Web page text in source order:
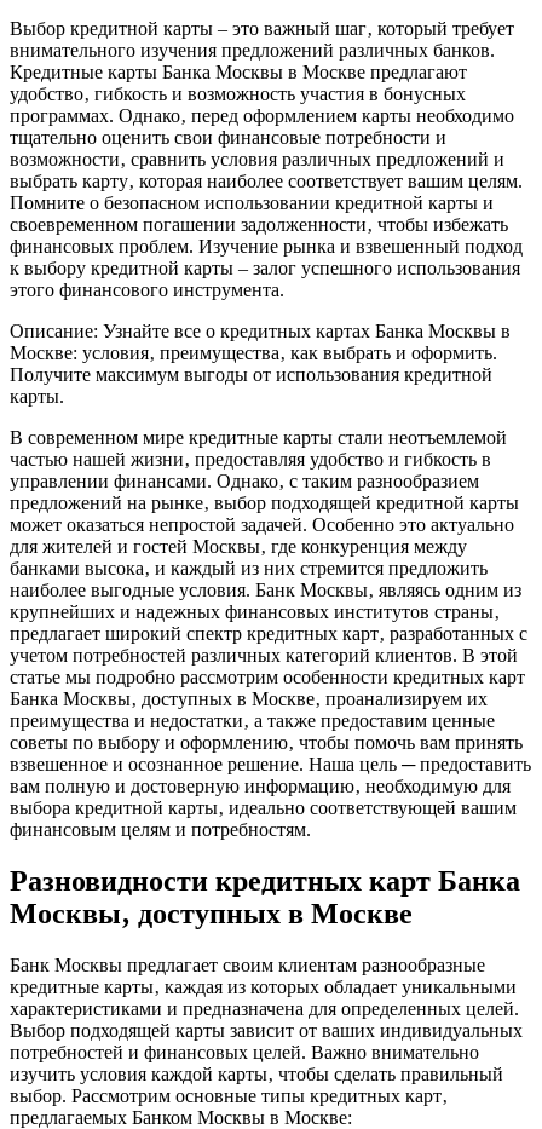
Выбор кредитной карты – это важный шаг‚ который требует
внимательного изучения предложений различных банков.
Кредитные карты Банка Москвы в Москве предлагают
удобство‚ гибкость и возможность участия в бонусных
программах. Однако‚ перед оформлением карты необходимо
тщательно оценить свои финансовые потребности и
возможности‚ сравнить условия различных предложений и
выбрать карту‚ которая наиболее соответствует вашим целям.
Помните о безопасном использовании кредитной карты и
своевременном погашении задолженности‚ чтобы избежать
финансовых проблем. Изучение рынка и взвешенный подход
к выбору кредитной карты – залог успешного использования
этого финансового инструмента.
Описание: Узнайте все о кредитных картах Банка Москвы в
Москве: условия‚ преимущества‚ как выбрать и оформить.
Получите максимум выгоды от использования кредитной
карты.
В современном мире кредитные карты стали неотъемлемой
частью нашей жизни‚ предоставляя удобство и гибкость в
управлении финансами. Однако‚ с таким разнообразием
предложений на рынке‚ выбор подходящей кредитной карты
может оказаться непростой задачей. Особенно это актуально
для жителей и гостей Москвы‚ где конкуренция между
банками высока‚ и каждый из них стремится предложить
наиболее выгодные условия. Банк Москвы‚ являясь одним из
крупнейших и надежных финансовых институтов страны‚
предлагает широкий спектр кредитных карт‚ разработанных с
учетом потребностей различных категорий клиентов. В этой
статье мы подробно рассмотрим особенности кредитных карт
Банка Москвы‚ доступных в Москве‚ проанализируем их
преимущества и недостатки‚ а также предоставим ценные
советы по выбору и оформлению‚ чтобы помочь вам принять
взвешенное и осознанное решение. Наша цель ─ предоставить
вам полную и достоверную информацию‚ необходимую для
выбора кредитной карты‚ идеально соответствующей вашим
финансовым целям и потребностям.
Разновидности кредитных карт Банка
Москвы‚ доступных в Москве
Банк Москвы предлагает своим клиентам разнообразные
кредитные карты‚ каждая из которых обладает уникальными
характеристиками и предназначена для определенных целей.
Выбор подходящей карты зависит от ваших индивидуальных
потребностей и финансовых целей. Важно внимательно
изучить условия каждой карты‚ чтобы сделать правильный
выбор. Рассмотрим основные типы кредитных карт‚
предлагаемых Банком Москвы в Москве: